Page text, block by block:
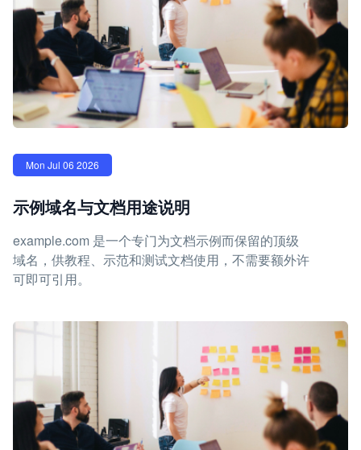
Mon Jul 06 2026
示例域名与文档用途说明
example.com 是一个专门为文档示例而保留的顶级
域名，供教程、示范和测试文档使用，不需要额外许
可即可引用。